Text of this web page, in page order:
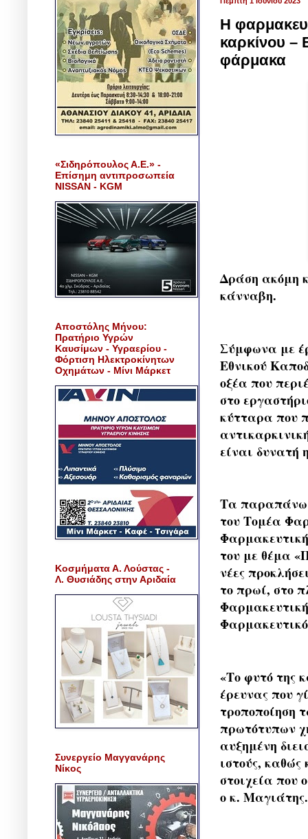
Η
καρκίνου –
φάρμακα
Δράση ακόμη
κάνναβη.
Σύμφωνα με
Εθνικού
οξέα που
στο
κύτταρα που
είναι
Τα παραπάνω
του Τομέα
του με θέμα
νέες
το πρωί, στο
«Το φυτό της
έρευνας που
τροποποίηση
πρωτότυπων
αυξημένη
ιστούς,
στοιχεία που
ο κ. Μαγιάτης.
«Σιδηρόπουλος Α.Ε.» -
Επίσημη αντιπροσωπεία
NISSAN - KGM
Αποστόλης Μήνου:
Πρατήριο Υγρών
Καυσίμων - Υγραερίου -
Φόρτιση Ηλεκτροκίνητων
Οχημάτων - Μίνι Μάρκετ
Κοσμήματα Α. Λούστας -
Λ. Θυσιάδης στην Αριδαία
Συνεργείο Μαγγανάρης
Νίκος